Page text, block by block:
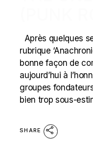
Après quelques
rubrique
bonne façon de
aujourd’hui à
groupes
bien trop sous-
SHARE